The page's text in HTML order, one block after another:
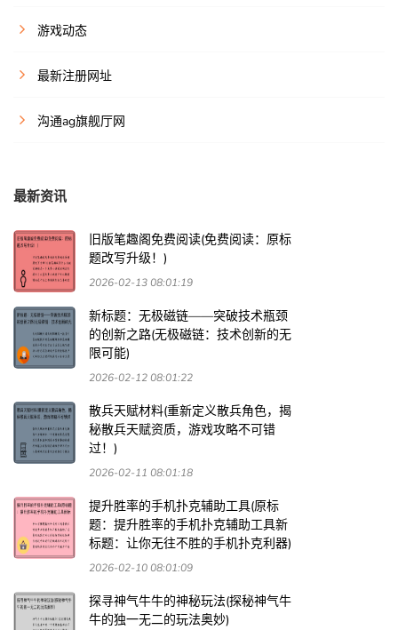
游戏动态
最新注册网址
沟通ag旗舰厅网
最新资讯
旧版笔趣阁免费阅读(免费阅读：原标
题改写升级！)
2026-02-13 08:01:19
新标题：无极磁链——突破技术瓶颈
的创新之路(无极磁链：技术创新的无
限可能)
2026-02-12 08:01:22
散兵天赋材料(重新定义散兵角色，揭
秘散兵天赋资质，游戏攻略不可错
过！)
2026-02-11 08:01:18
提升胜率的手机扑克辅助工具(原标
题：提升胜率的手机扑克辅助工具新
标题：让你无往不胜的手机扑克利器)
2026-02-10 08:01:09
探寻神气牛牛的神秘玩法(探秘神气牛
牛的独一无二的玩法奥妙)